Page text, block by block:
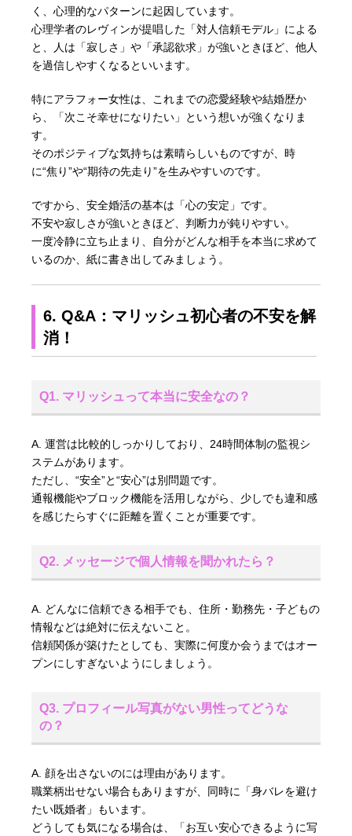
く、心理的なパターンに起因しています。
心理学者のレヴィンが提唱した「対人信頼モデル」による
と、人は「寂しさ」や「承認欲求」が強いときほど、他人
を過信しやすくなるといいます。
特にアラフォー女性は、これまでの恋愛経験や結婚歴か
ら、「次こそ幸せになりたい」という想いが強くなりま
す。
そのポジティブな気持ちは素晴らしいものですが、時
に“焦り”や“期待の先走り”を生みやすいのです。
ですから、安全婚活の基本は「心の安定」です。
不安や寂しさが強いときほど、判断力が鈍りやすい。
一度冷静に立ち止まり、自分がどんな相手を本当に求めて
いるのか、紙に書き出してみましょう。
6. Q&A：マリッシュ初心者の不安を解
消！
Q1. マリッシュって本当に安全なの？
A. 運営は比較的しっかりしており、24時間体制の監視シ
ステムがあります。
ただし、“安全”と“安心”は別問題です。
通報機能やブロック機能を活用しながら、少しでも違和感
を感じたらすぐに距離を置くことが重要です。
Q2. メッセージで個人情報を聞かれたら？
A. どんなに信頼できる相手でも、住所・勤務先・子どもの
情報などは絶対に伝えないこと。
信頼関係が築けたとしても、実際に何度か会うまではオー
プンにしすぎないようにしましょう。
Q3. プロフィール写真がない男性ってどうな
の？
A. 顔を出さないのには理由があります。
職業柄出せない場合もありますが、同時に「身バレを避け
たい既婚者」もいます。
どうしても気になる場合は、「お互い安心できるように写